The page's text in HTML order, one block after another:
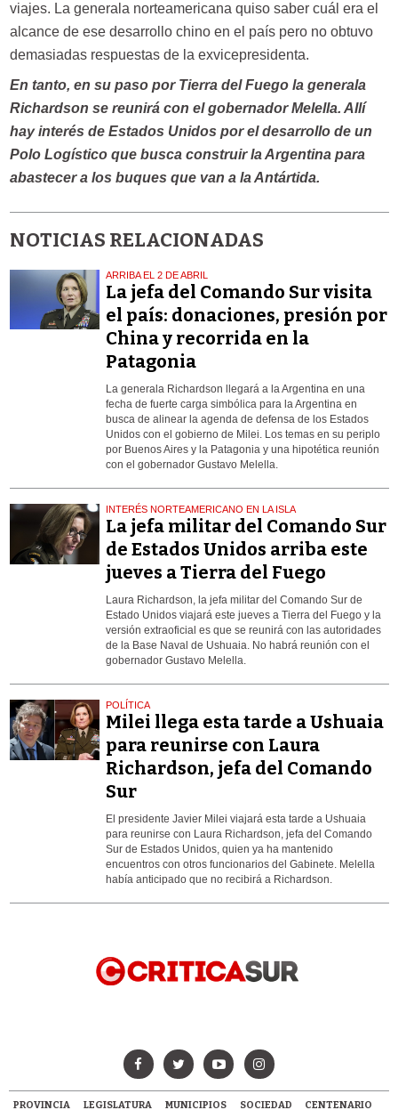
viajes. La generala norteamericana quiso saber cuál era el
alcance de ese desarrollo chino en el país pero no obtuvo
demasiadas respuestas de la exvicepresidenta.
En tanto, en su paso por Tierra del Fuego la generala
Richardson se reunirá con el gobernador Melella. Allí
hay interés de Estados Unidos por el desarrollo de un
Polo Logístico que busca construir la Argentina para
abastecer a los buques que van a la Antártida.
NOTICIAS RELACIONADAS
ARRIBA EL 2 DE ABRIL
La jefa del Comando Sur visita
el país: donaciones, presión por
China y recorrida en la
Patagonia
La generala Richardson llegará a la Argentina en una
fecha de fuerte carga simbólica para la Argentina en
busca de alinear la agenda de defensa de los Estados
Unidos con el gobierno de Milei. Los temas en su periplo
por Buenos Aires y la Patagonia y una hipotética reunión
con el gobernador Gustavo Melella.
INTERÉS NORTEAMERICANO EN LA ISLA
La jefa militar del Comando Sur
de Estados Unidos arriba este
jueves a Tierra del Fuego
Laura Richardson, la jefa militar del Comando Sur de
Estado Unidos viajará este jueves a Tierra del Fuego y la
versión extraoficial es que se reunirá con las autoridades
de la Base Naval de Ushuaia. No habrá reunión con el
gobernador Gustavo Melella.
POLÍTICA
Milei llega esta tarde a Ushuaia
para reunirse con Laura
Richardson, jefa del Comando
Sur
El presidente Javier Milei viajará esta tarde a Ushuaia
para reunirse con Laura Richardson, jefa del Comando
Sur de Estados Unidos, quien ya ha mantenido
encuentros con otros funcionarios del Gabinete. Melella
había anticipado que no recibirá a Richardson.
PROVINCIA LEGISLATURA MUNICIPIOS SOCIEDAD CENTENARIO